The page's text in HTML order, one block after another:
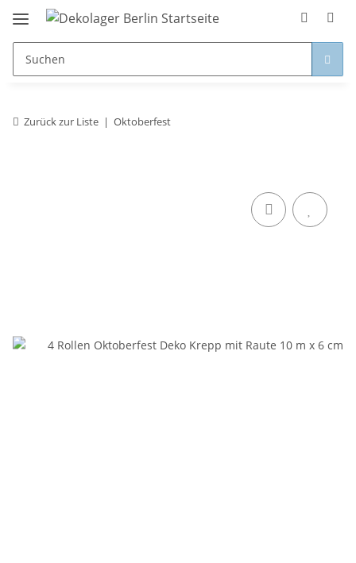
Zurück zur Liste Oktoberfest